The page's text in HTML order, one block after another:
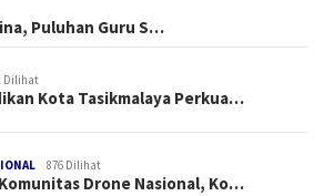
Puluhan Guru S…
Dilihat
Kota Tasikmalaya Perkua…
876 Dilihat
Drone Nasional, Ko…